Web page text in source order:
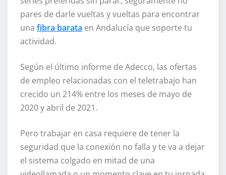
pares de darle vueltas y vueltas para encontrar
una fibra barata en Andalucía que soporte tu
actividad.
Según el último informe de Adecco, las ofertas
de empleo relacionadas con el teletrabajo han
crecido un 214% entre los meses de mayo de
2020 y abril de 2021.
Pero trabajar en casa requiere de tener la
seguridad que la conexión no falla y te va a dejar
el sistema colgado en mitad de una